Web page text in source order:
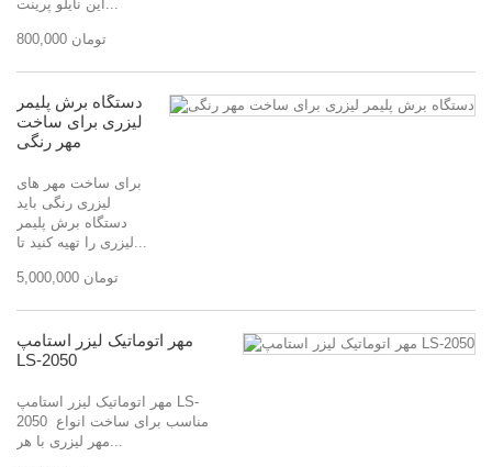
این نایلو پرینت...
800,000 تومان
دستگاه برش پلیمر
لیزری برای ساخت
مهر رنگی
برای ساخت مهر های
لیزری رنگی باید
دستگاه برش پلیمر
لیزری را تهیه کنید تا...
5,000,000 تومان
مهر اتوماتیک لیزر استامپ
LS-2050
مهر اتوماتیک لیزر استامپ LS-
2050 مناسب برای ساخت انواع
مهر لیزری با هر...